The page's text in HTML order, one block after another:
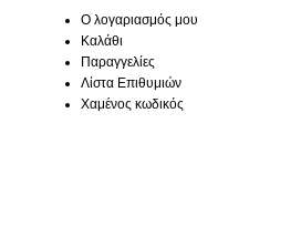
Ο λογαριασμός μου
Καλάθι
Παραγγελίες
Λίστα Επιθυμιών
Χαμένος κωδικός